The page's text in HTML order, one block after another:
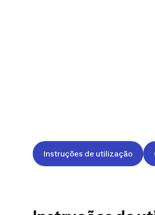
Instruções de utilização